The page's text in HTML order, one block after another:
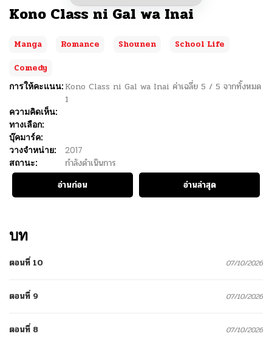
Kono Class ni Gal wa Inai
Manga Romance Shounen
School Life
Comedy
การให้คะแนน: Kono Class ni Gal wa Inai ค่าเฉลี่ย 5 / 5 จากทั้งหมด
1
ความคิดเห็น:
ทางเลือก:
บุ๊คมาร์ค:
วางจำหน่าย:
2017
สถานะ:
กำลังดำเนินการ
อ่านก่อน
อ่านล่าสุด
บท
ตอนที่ 10 07/10/2026
ตอนที่ 9 07/10/2026
ตอนที่ 8 07/10/2026